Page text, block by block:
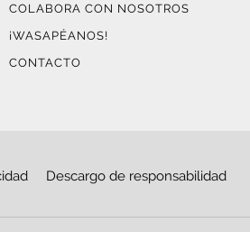
COLABORA CON NOSOTROS
¡WASAPÉANOS!
CONTACTO
Descargo de responsabilidad